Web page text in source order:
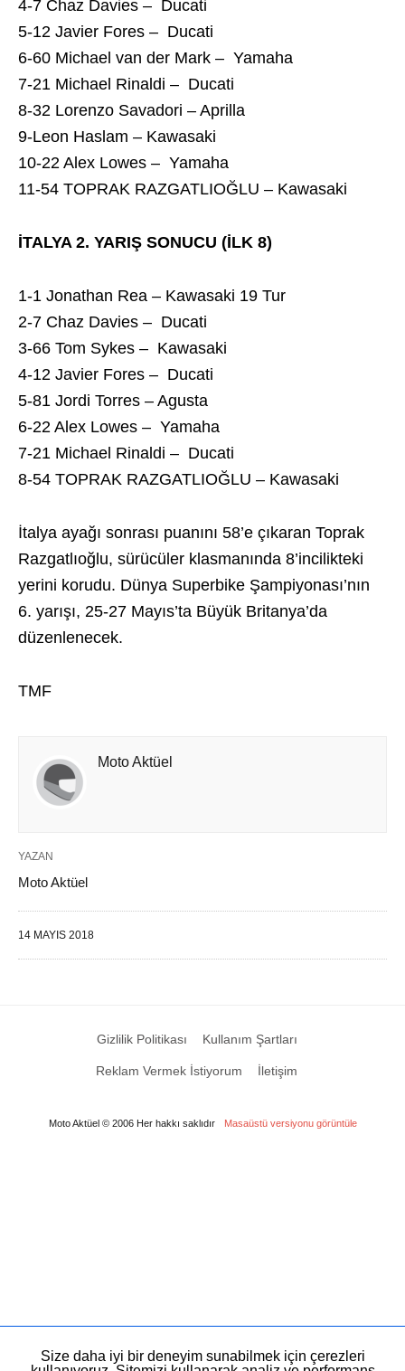
4-7 Chaz Davies – Ducati
5-12 Javier Fores – Ducati
6-60 Michael van der Mark – Yamaha
7-21 Michael Rinaldi – Ducati
8-32 Lorenzo Savadori – Aprilla
9-Leon Haslam – Kawasaki
10-22 Alex Lowes – Yamaha
11-54 TOPRAK RAZGATLIOĞLU – Kawasaki
İTALYA 2. YARIŞ SONUCU (İLK 8)
1-1 Jonathan Rea – Kawasaki 19 Tur
2-7 Chaz Davies – Ducati
3-66 Tom Sykes – Kawasaki
4-12 Javier Fores – Ducati
5-81 Jordi Torres – Agusta
6-22 Alex Lowes – Yamaha
7-21 Michael Rinaldi – Ducati
8-54 TOPRAK RAZGATLIOĞLU – Kawasaki
İtalya ayağı sonrası puanını 58’e çıkaran Toprak
Razgatlıoğlu, sürücüler klasmanında 8’incilikteki
yerini korudu. Dünya Superbike Şampiyonası’nın
6. yarışı, 25-27 Mayıs’ta Büyük Britanya’da
düzenlenecek.
TMF
Moto Aktüel
YAZAN
Moto Aktüel
14 MAYIS 2018
Gizlilik Politikası Kullanım Şartları
Reklam Vermek İstiyorum İletişim
Moto Aktüel © 2006 Her hakkı saklıdır Masaüstü versiyonu görüntüle
Size daha iyi bir deneyim sunabilmek için çerezleri